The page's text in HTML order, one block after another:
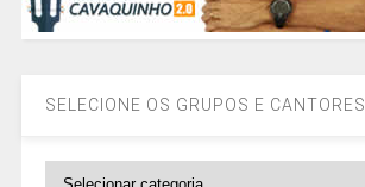
SELECIONE OS GRUPOS E CANTORES